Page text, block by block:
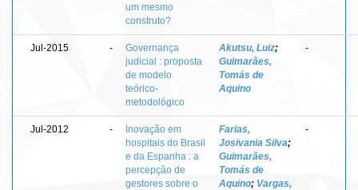
um mesmo
construto?
Jul-2015 -
Governança
judicial : proposta
de modelo
teórico-
metodológico
Akutsu, Luiz;
Guimarães,
Tomás de
Aquino
-
Jul-2012 -
Inovação em
hospitais do Brasil
e da Espanha : a
percepção de
gestores sobre o
Farias,
Josivania Silva;
Guimarães,
Tomás de
Aquino; Vargas,
-